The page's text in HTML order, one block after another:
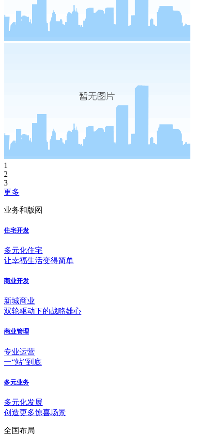
1
2
3
更多
业务和版图
住宅开发
多元化住宅
让幸福生活变得简单
商业开发
新城商业
双轮驱动下的战略雄心
商业管理
专业运营
一“站”到底
多元业务
多元化发展
创造更多惊喜场景
全国布局